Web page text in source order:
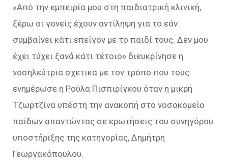
«Από την εμπειρία μου στη παιδιατρική κλινική,
ξέρω οι γονείς έχουν αντίληψη για το εάν
συμβαίνει κάτι επείγον με το παιδί τους. Δεν μου
έχει τύχει ξανά κάτι τέτοιο» διευκρίνησε η
νοσηλεύτρια σχετικά με τον τρόπο που τους
ενημέρωσε η Ρούλα Πισπιρίγκου όταν η μικρή
Τζωρτζίνα υπέστη την ανακοπή στο νοσοκομείο
παίδων απαντώντας σε ερωτήσεις του συνηγόρου
υποστήριξης της κατηγορίας, Δημήτρη
Γεωργακόπουλου.